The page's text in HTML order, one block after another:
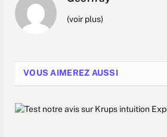
(voir plus)
VOUS AIMEREZ AUSSI